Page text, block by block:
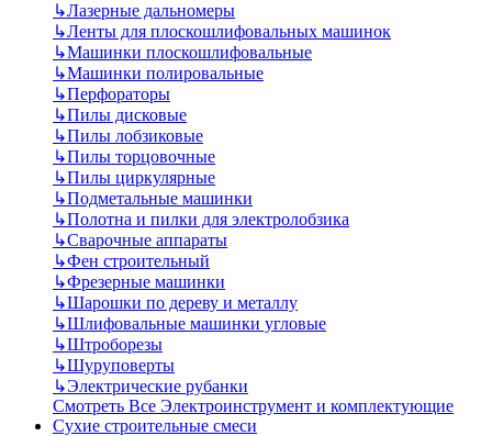
↳Лазерные дальномеры
↳Ленты для плоскошлифовальных машинок
↳Машинки плоскошлифовальные
↳Машинки полировальные
↳Перфораторы
↳Пилы дисковые
↳Пилы лобзиковые
↳Пилы торцовочные
↳Пилы циркулярные
↳Подметальные машинки
↳Полотна и пилки для электролобзика
↳Сварочные аппараты
↳Фен строительный
↳Фрезерные машинки
↳Шарошки по дереву и металлу
↳Шлифовальные машинки угловые
↳Штроборезы
↳Шуруповерты
↳Электрические рубанки
Смотреть Все Электроинструмент и комплектующие
Сухие строительные смеси